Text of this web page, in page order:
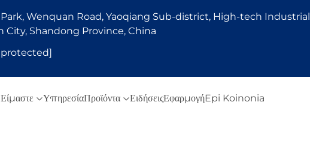
Wenquan Road, Yaoqiang Sub-district, High-tech Industrial
City, Shandong Province, China
ΥπηρεσίαΠροϊόντα ΕιδήσειςΕφαρμογήEpi Koinonia